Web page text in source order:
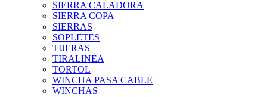
SIERRA CALADORA
SIERRA COPA
SIERRAS
SOPLETES
TIJERAS
TIRALINEA
TORTOL
WINCHA PASA CABLE
WINCHAS